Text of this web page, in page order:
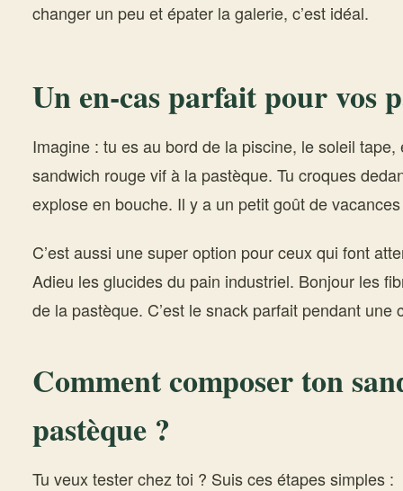
changer un peu et épater la galerie, c’est idéal.
Un en-cas parfait pour vos
Imagine : tu es au bord de la piscine, le soleil
sandwich rouge vif à la pastèque. Tu croques
explose en bouche. Il y a un petit goût de
C’est aussi une super option pour ceux qui font
Adieu les glucides du pain industriel. Bonjour les
de la pastèque. C’est le snack parfait pendant une
Comment composer ton
pastèque ?
Tu veux tester chez toi ? Suis ces étapes simples :